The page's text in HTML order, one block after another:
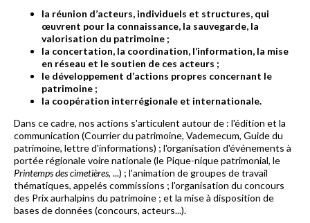
la réunion d’acteurs, individuels et structures, qui
œuvrent pour la connaissance, la sauvegarde, la
valorisation du patrimoine ;
la concertation, la coordination, l’information, la mise
en réseau et le soutien de ces acteurs ;
le développement d’actions propres concernant le
patrimoine ;
la coopération interrégionale et internationale.
Dans ce cadre, nos actions s'articulent autour de : l'édition et la
communication (Courrier du patrimoine, Vademecum, Guide du
patrimoine, lettre d'informations) ; l'organisation d'événements à
portée régionale voire nationale (le Pique-nique patrimonial, le
Printemps des cimetières, ...) ; l'animation de groupes de travail
thématiques, appelés commissions ; l'organisation du concours
des Prix aurhalpins du patrimoine ; et la mise à disposition de
bases de données (concours, acteurs...).